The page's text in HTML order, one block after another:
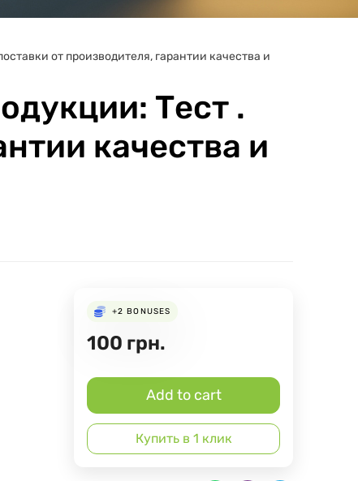
от производителя, гарантии качества и
Тест .
качества и
+2 BONUSES
100 грн.
Add to cart
Купить в 1 клик